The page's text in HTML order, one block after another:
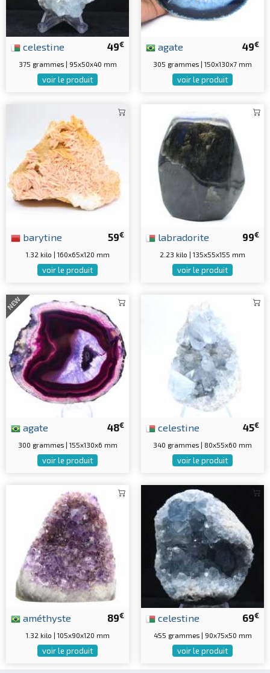
49€
celestine
375 grammes | 95x50x40 mm
voir le produit
49€
agate
305 grammes | 150x130x7 mm
voir le produit
59€
barytine
1.32 kilo | 160x65x120 mm
voir le produit
99€
labradorite
2.23 kilo | 135x55x155 mm
voir le produit
NEW
48€
agate
300 grammes | 155x130x6 mm
voir le produit
45€
celestine
340 grammes | 80x55x60 mm
voir le produit
89€
améthyste
1.32 kilo | 105x90x120 mm
voir le produit
69€
celestine
455 grammes | 90x75x50 mm
voir le produit